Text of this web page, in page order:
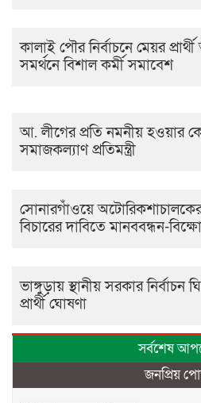
কালাই পৌর নির্বাচনে মেয়র
সমর্থনে বিশাল কর্মী সমাবেশ
আ. লীগের প্রতি নমনীয় হওয়ার
সমাজকল্যাণ প্রতিমন্ত্রী
সোনারগাঁওয়ে
বিচারের দাবিতে মানববন্ধন-
ভাঙ্গুড়ায় স্থানীয় সরকার নির্বাচন
প্রার্থী ঘোষণা
সর্বশেষ
জনপ্রিয়